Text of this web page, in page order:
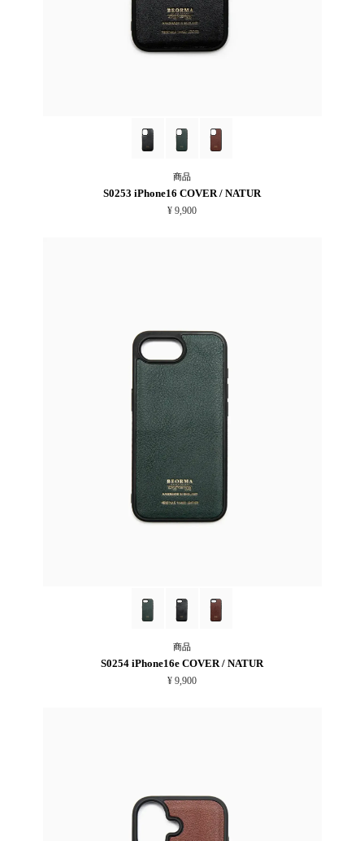
商品
S0253 iPhone16 COVER / NATUR
¥ 9,900
商品
S0254 iPhone16e COVER / NATUR
¥ 9,900